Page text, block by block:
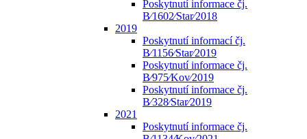
Poskytnutí informace čj.
B⁄1602⁄Star⁄2018
2019
Poskytnutí informací čj.
B⁄1156⁄Star⁄2019
Poskytnutí informace čj.
B⁄975⁄Kov⁄2019
Poskytnutí informace čj.
B⁄328⁄Star⁄2019
2021
Poskytnutí informace čj.